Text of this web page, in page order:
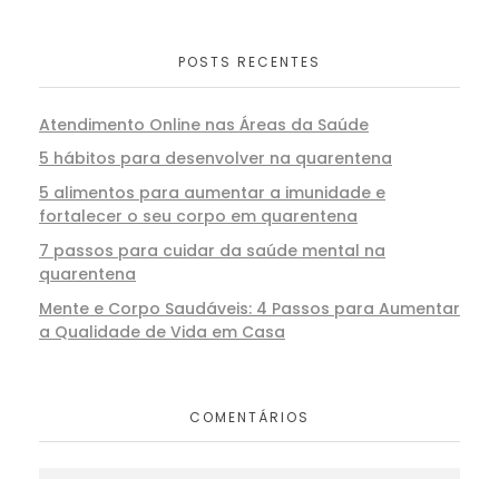
POSTS RECENTES
Atendimento Online nas Áreas da Saúde
5 hábitos para desenvolver na quarentena
5 alimentos para aumentar a imunidade e
fortalecer o seu corpo em quarentena
7 passos para cuidar da saúde mental na
quarentena
Mente e Corpo Saudáveis: 4 Passos para Aumentar
a Qualidade de Vida em Casa
COMENTÁRIOS